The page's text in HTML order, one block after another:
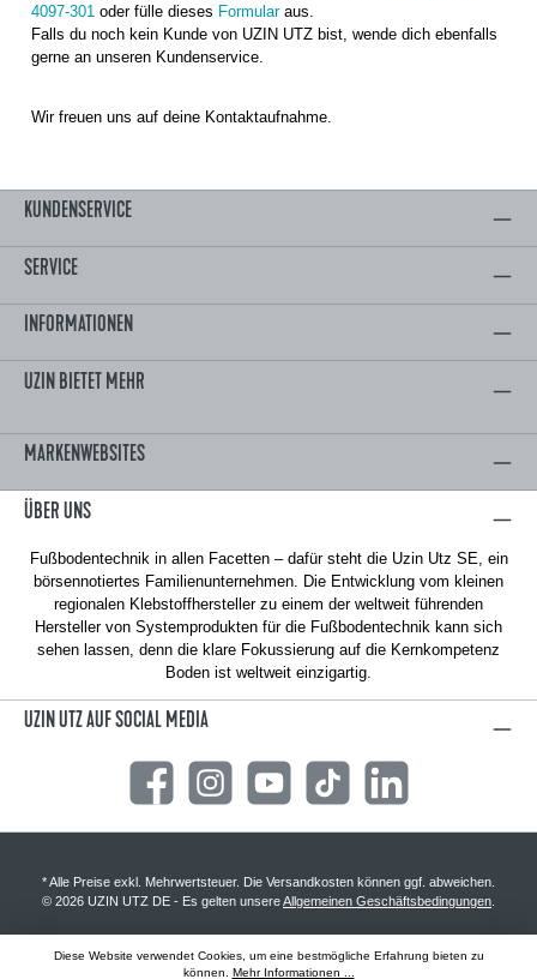
4097-301 oder fülle dieses Formularaus.
Falls du noch kein Kunde von UZIN UTZ bist, wende dich ebenfalls
gerne an unseren Kundenservice.
Wir freuen uns auf deine Kontaktaufnahme.
KUNDENSERVICE
SERVICE
INFORMATIONEN
UZIN BIETET MEHR
MARKENWEBSITES
ÜBER UNS
Fußbodentechnik in allen Facetten – dafür steht die Uzin Utz SE, ein
börsennotiertes Familienunternehmen. Die Entwicklung vom kleinen
regionalen Klebstoffhersteller zu einem der weltweit führenden
Hersteller von Systemprodukten für die Fußbodentechnik kann sich
sehen lassen, denn die klare Fokussierung auf die Kernkompetenz
Boden ist weltweit einzigartig.
UZIN UTZ AUF SOCIAL MEDIA
Facebook Instagram YouTube TikTok
* Alle Preise exkl. Mehrwertsteuer. Die Versandkosten können ggf. abweichen.
© 2026 UZIN UTZ DE - Es gelten unsereAllgemeinen Geschäftsbedingungen
Diese Website verwendet Cookies, um eine bestmögliche Erfahrung bieten zu
können. Mehr Informationen ...